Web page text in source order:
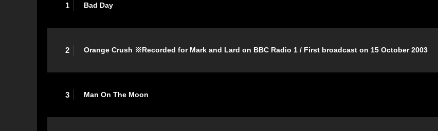
1 Bad Day
2 Orange Crush ※Recorded for Mark and Lard on BBC Radio 1 / First broadcast on 15 October 2003
3 Man On The Moon